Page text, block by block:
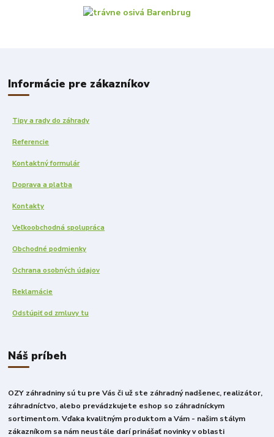
Informácie pre zákazníkov
Tipy a rady do záhrady
Referencie
Kontaktný formulár
Doprava a platba
Kontakty
Veľkoobchodná spolupráca
Obchodné podmienky
Ochrana osobných údajov
Reklamácie
Odstúpiť od zmluvy tu
Náš príbeh
OZY záhradniny sú tu pre Vás či už ste záhradný nadšenec, realizátor,
záhradníctvo, alebo prevádzkujete eshop so záhradníckym
sortimentom. Vďaka kvalitným produktom a Vám - našim stálym
zákazníkom sa nám neustále darí prinášať novinky v oblasti